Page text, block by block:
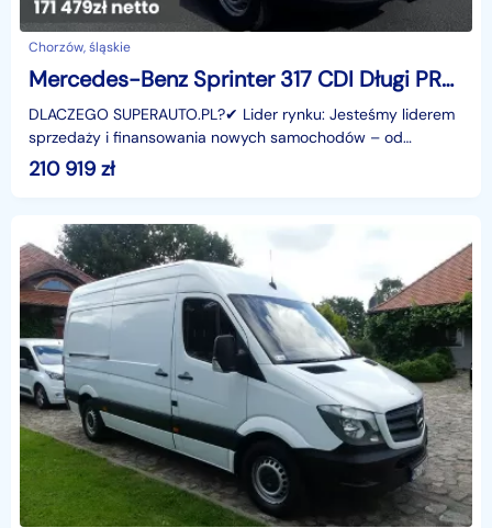
Chorzów, śląskie
Mercedes-Benz Sprinter 317 CDI Długi PRO AUT 317 CDI Długi PRO AUT 1.9 170KM
DLACZEGO SUPERAUTO.PL?✔ Lider rynku: Jesteśmy liderem
sprzedaży i finansowania nowych samochodów – od
osobowych, przez dostawcze, po segment premium.✔
Zaufanie
210 919 zł